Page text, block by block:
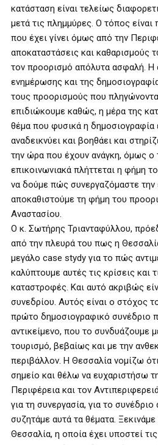
κατάσταση είναι τελείως
μετά τις πλημμύρες. Ο τόπος
που έχει γίνει όμως από την
αποκαταστάσεις και καθαρισμούς
τον προορισμό απόλυτα ασφαλή. Η
ενημέρωσης και της
τους προορισμούς που
επιδιώκουμε καθώς, η μέρα της
θέμα που φυσικά η δημοσιογραφία
αναδεικνύει και βοηθάει και
την ώρα που έχουν ανάγκη, όμως ο
επικοινωνιακά πλήττεται η φήμη
να δούμε πώς συνεργαζόμαστε
αποκαθιστούμε τη φήμη του
Αναστασίου.
Ο κ. Σωτήρης Τριανταφύλλου,
από την πλευρά του πως η
μεγάλο case stydy για το πώς
καλύπτουμε αυτές τις κρίσεις και
καταστροφές. Και αυτό ακριβώς
συνεδρίου. Αυτός είναι ο στόχος
πρώτο δημοσιογραφικό συνέδριο
αντικείμενο, που το συνδυάζουμε
τουρισμό, βεβαίως και με την
περιβάλλον. Η Θεσσαλία νομίζω
σημείο και θέλω να ευχαριστήσω
Περιφέρεια και τον
για τη συνεργασία, για το
συζητάμε αυτά τα θέματα.
Θεσσαλία, η οποία έχει υποστεί